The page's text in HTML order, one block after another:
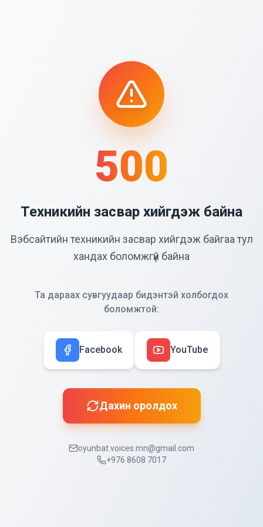
500
Техникийн засвар хийгдэж байна
Вэбсайтийн техникийн засвар хийгдэж байгаа тул
хандах боломжгүй байна
Та дараах сувгуудаар бидэнтэй холбогдох
боломжтой:
Facebook YouTube
Дахин оролдох
oyunbat.voices.mn@gmail.com
+976 8608 7017